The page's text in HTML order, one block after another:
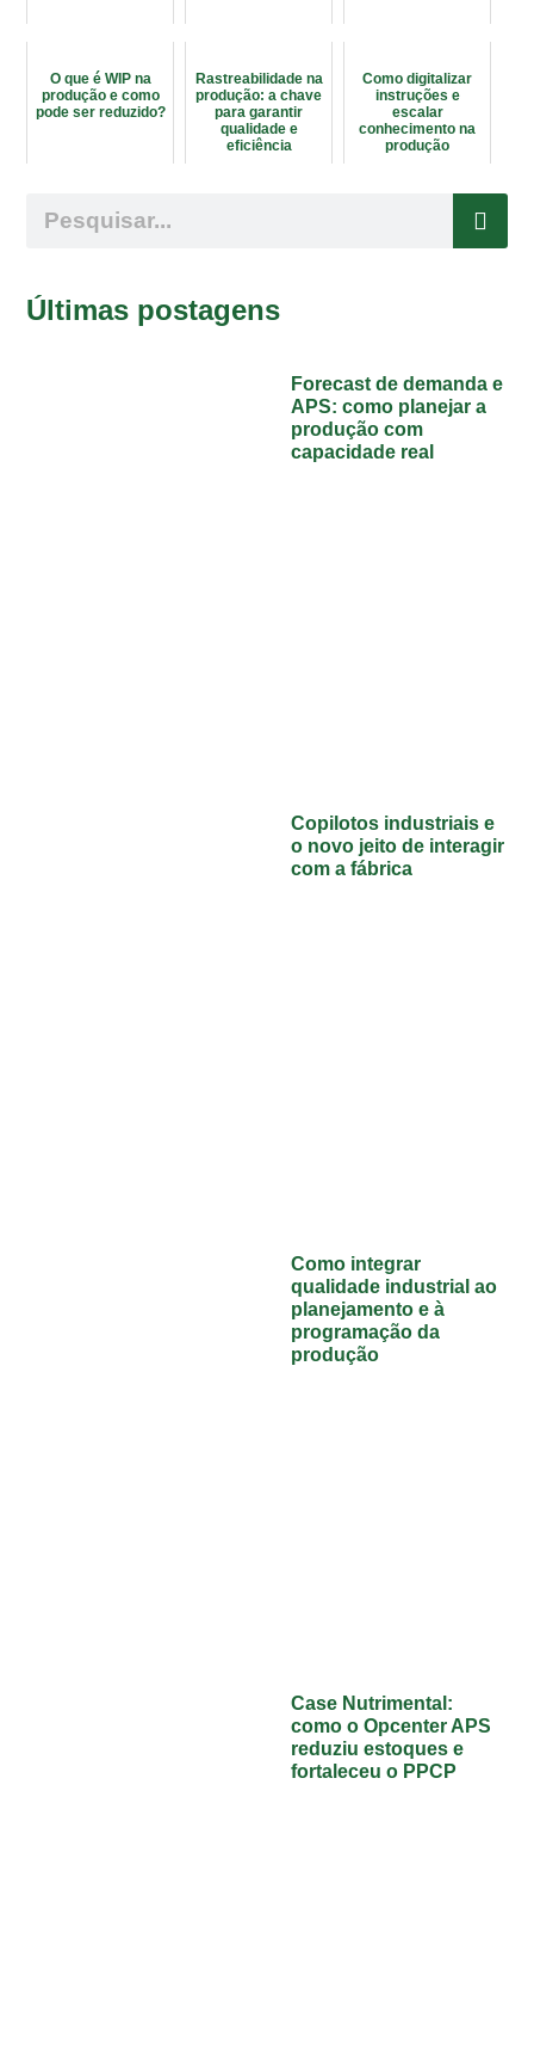
O que é WIP na
produção e como
pode ser reduzido?
Rastreabilidade na
produção: a chave
para garantir
qualidade e
eficiência
Como digitalizar
instruções e
escalar
conhecimento na
produção
Últimas postagens
Forecast de demanda e
APS: como planejar a
produção com
capacidade real
Copilotos industriais e
o novo jeito de interagir
com a fábrica
Como integrar
qualidade industrial ao
planejamento e à
programação da
produção
Case Nutrimental:
como o Opcenter APS
reduziu estoques e
fortaleceu o PPCP